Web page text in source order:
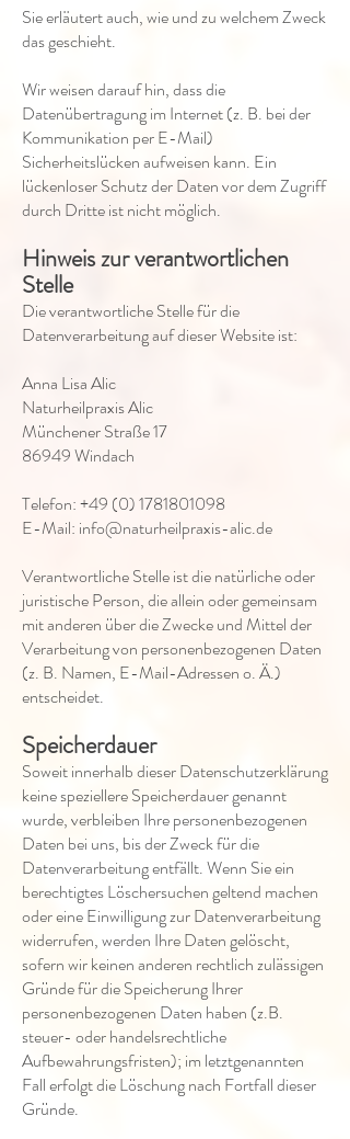
Sie erläutert auch, wie und zu welchem Zweck
das geschieht.
Wir weisen darauf hin, dass die
Datenübertragung im Internet (z. B. bei der
Kommunikation per E-Mail)
Sicherheitslücken aufweisen kann. Ein
lückenloser Schutz der Daten vor dem Zugriff
durch Dritte ist nicht möglich.
Hinweis zur verantwortlichen
Stelle
Die verantwortliche Stelle für die
Datenverarbeitung auf dieser Website ist:
Anna Lisa Alic
Naturheilpraxis Alic
Münchener Straße 17
86949 Windach
Telefon:+49 (0) 1781801098
E-Mail: info@naturheilpraxis-alic.de
Verantwortliche Stelle ist die natürliche oder
juristische Person, die allein oder gemeinsam
mit anderen über die Zwecke und Mittel der
Verarbeitung von personenbezogenen Daten
(z. B. Namen, E-Mail-Adressen o. Ä.)
entscheidet.
Speicherdauer
Soweit innerhalb dieser Datenschutzerklärung
keine speziellere Speicherdauer genannt
wurde, verbleiben Ihre personenbezogenen
Daten bei uns, bis der Zweck für die
Datenverarbeitung entfällt. Wenn Sie ein
berechtigtes Löschersuchen geltend machen
oder eine Einwilligung zur Datenverarbeitung
widerrufen, werden Ihre Daten gelöscht,
sofern wir keinen anderen rechtlich zulässigen
Gründe für die Speicherung Ihrer
personenbezogenen Daten haben (z.B.
steuer- oder handelsrechtliche
Aufbewahrungsfristen); im letztgenannten
Fall erfolgt die Löschung nach Fortfall dieser
Gründe.